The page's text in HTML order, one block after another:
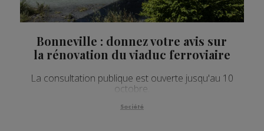
Bonneville : donnez votre avis sur
la rénovation du viaduc ferroviaire
La consultation publique est ouverte jusqu'au 10
octobre.
Société